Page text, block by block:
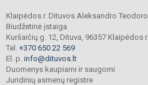
Klaipėdos r. Dituvos Aleksandro
Biudžetinė įstaiga
Kuršaičių g. 12, Dituva, 96357 Klaipėdos r.
Tel. +370 650 22 569
El. p. info@dituvos.lt
Duomenys kaupiami ir saugomi
Juridinių asmenų registre